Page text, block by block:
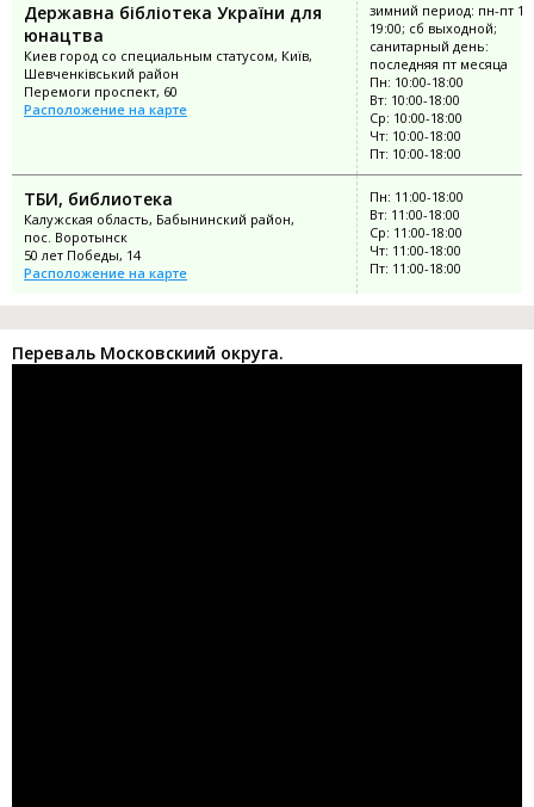
Державна бібліотека України для
юнацтва
Киев город со специальным статусом, Київ,
Шевченківський район
Перемоги проспект, 60
Расположение на карте
зимний период: пн-пт
19:00; сб выходной;
санитарный день:
последняя пт месяца
Пн: 10:00-18:00
Вт: 10:00-18:00
Ср: 10:00-18:00
Чт: 10:00-18:00
Пт: 10:00-18:00
ТБИ, библиотека
Калужская область, Бабынинский район,
пос. Воротынск
50 лет Победы, 14
Расположение на карте
Пн: 11:00-18:00
Вт: 11:00-18:00
Ср: 11:00-18:00
Чт: 11:00-18:00
Пт: 11:00-18:00
Переваль Московскиий округа.